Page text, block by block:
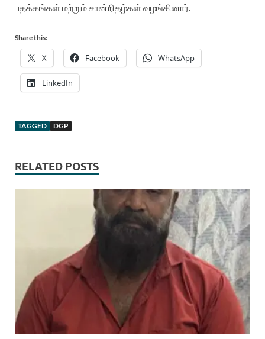
பதக்கங்கள் மற்றும் சான்றிதழ்கள் வழங்கினார்.
Share this:
X Facebook WhatsApp
LinkedIn
TAGGED DGP
RELATED POSTS